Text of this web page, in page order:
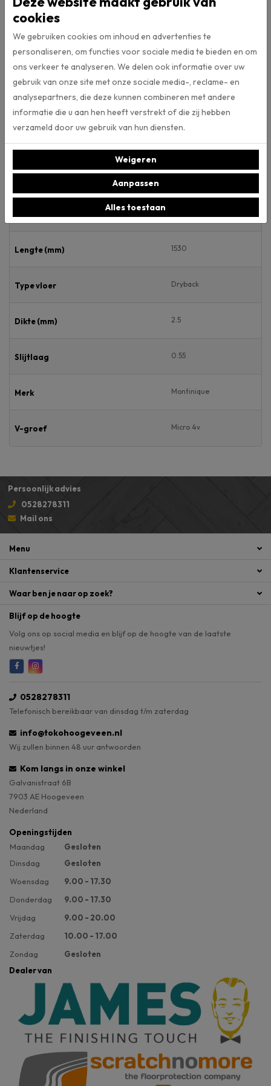
PVC-vloer in eigen ruimte bekijken
collectie van vloerenmerk Montinique. Alle vloeren van vloerenmerk
Montinique kunt u bekijken in onze webshop. Mocht u wat stalen mee
naar huis willen om thuis te bekijken? Dat is voor ons geen enkel
probleem. Laat het ons even weten, dan zorgen we dat de stalen in
onze winkel voor u klaar liggen.
Specificaties
Lengte (mm) 1530
Type vloer Dryback
Dikte (mm) 2.5
Slijtlaag 0.55
Merk Montinique
V-groef Micro 4v
Persoonlijk advies
0528278311
Mail ons
Menu
Klantenservice
Waar ben je naar op zoek?
Blijf op de hoogte
Volg ons op social media en blijf op de hoogte van de laatste
nieuwtjes!
0528278311
Telefonisch bereikbaar van dinsdag t/m zaterdag
info@tokohoogeveen.nl
Wij zullen binnen 48 uur antwoorden
Kom langs in onze winkel
Galvanistraat 6B
7903 AE Hoogeveen
Nederland
Openingstijden
Maandag
Gesloten
Dinsdag
Gesloten
Woensdag
9.00 - 17.30
Donderdag
9.00 - 17.30
Vrijdag
9.00 - 20.00
Zaterdag
10.00 - 17.00
Zondag
Gesloten
Dealer van
cookies
We gebruiken cookies om inhoud en advertenties te
personaliseren, om functies voor sociale media te bieden en om
ons verkeer te analyseren. We delen ook informatie over uw
gebruik van onze site met onze sociale media-, reclame- en
analysepartners, die deze kunnen combineren met andere
informatie die u aan hen heeft verstrekt of die zij hebben
verzameld door uw gebruik van hun diensten.
Weigeren
Aanpassen
Alles toestaan